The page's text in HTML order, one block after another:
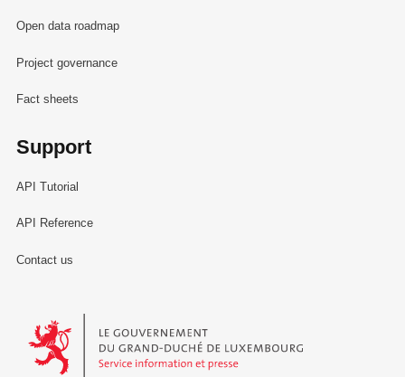
Open data roadmap
Project governance
Fact sheets
Support
API Tutorial
API Reference
Contact us
Le Gouvernement du Grand-Duché de Luxembourg - Service